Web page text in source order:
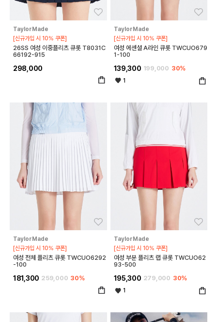
TaylorMade
[신규가입 시 10% 쿠폰]
26SS 여성 이중플리츠 큐롯 T8031C
66192-915
298,000
TaylorMade
[신규가입 시 10% 쿠폰]
여성 에센셜 A라인 큐롯 TWCUO679
1-100
139,300 199,000 30%
1
TaylorMade
[신규가입 시 10% 쿠폰]
여성 전체 플리츠 큐롯 TWCUO6292
-100
181,300 259,000 30%
TaylorMade
[신규가입 시 10% 쿠폰]
여성 부분 플리츠 랩 큐롯 TWCUO62
93-500
195,300 279,000 30%
1